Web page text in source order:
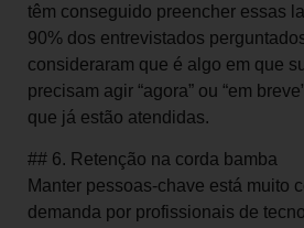
têm conseguido preencher essas
90% dos entrevistados
consideraram que é algo em que
precisam agir “agora” ou “em
que já estão atendidas.
## 6. Retenção na corda bamba
Manter pessoas-chave está muito
demanda por profissionais de